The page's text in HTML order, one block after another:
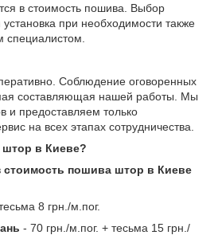
в стоимость пошива. Выбор
установка при необходимости также
Соблюдение оговоренных
составляющая нашей работы. Мы
и предоставляем только
на всех этапах сотрудничества.
в Киеве?
стоимость пошива штор в Киеве
8 грн./м.пог.
- 70 грн./м.пог. + тесьма 15 грн./